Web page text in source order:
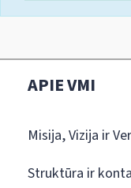
APIE VMI
Misija, Vizija ir
Struktūra ir